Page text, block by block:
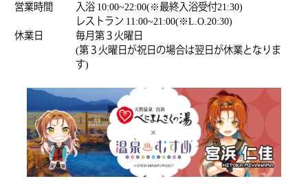
営業時間
入浴 10:00~22:00(※最終入浴受付21:30)
レストラン 11:00~21:00(※L.O.20:30)
休業日
毎月第３火曜日
(第３火曜日が祝日の場合は翌日が休業となりま
す)